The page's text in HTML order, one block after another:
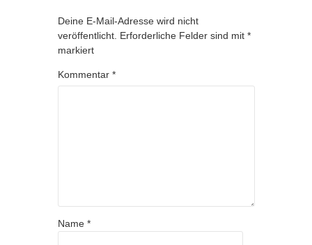
Deine E-Mail-Adresse wird nicht
veröffentlicht. Erforderliche Felder sind mit *
markiert
Kommentar *
Name *